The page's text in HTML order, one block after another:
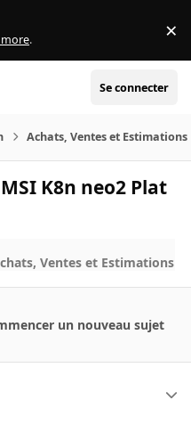
. ×
Se connecter
Achats, Ventes et Estimations
K8n neo2 Plat
Ventes et Estimations
un nouveau sujet